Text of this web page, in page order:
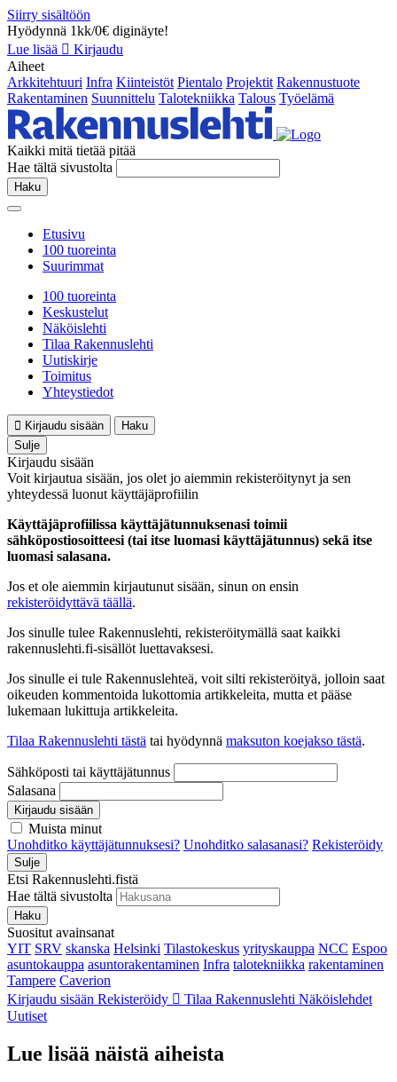
Siirry sisältöön
Hyödynnä 1kk/0€ diginäyte!
Lue lisää
Kirjaudu
Aiheet
Arkkitehtuuri Infra Kiinteistöt Pientalo Projektit Rakennustuote
Rakentaminen Suunnittelu Talotekniikka Talous Työelämä
Kaikki mitä tietää pitää
Hae tältä sivustolta
Haku
Etusivu
100 tuoreinta
Suurimmat
100 tuoreinta
Keskustelut
Näköislehti
Tilaa Rakennuslehti
Uutiskirje
Toimitus
Yhteystiedot
Kirjaudu sisään
Haku
Sulje
Kirjaudu sisään
Voit kirjautua sisään, jos olet jo aiemmin rekisteröitynyt ja sen
yhteydessä luonut käyttäjäprofiilin
Käyttäjäprofiilissa käyttäjätunnuksenasi toimii
sähköpostiosoitteesi (tai itse luomasi käyttäjätunnus) sekä itse
luomasi salasana.
Jos et ole aiemmin kirjautunut sisään, sinun on ensin
rekisteröidyttävä täällä.
Jos sinulle tulee Rakennuslehti, rekisteröitymällä saat kaikki
rakennuslehti.fi-sisällöt luettavaksesi.
Jos sinulle ei tule Rakennuslehteä, voit silti rekisteröityä, jolloin saat
oikeuden kommentoida lukottomia artikkeleita, mutta et pääse
lukemaan lukittuja artikkeleita.
Tilaa Rakennuslehti tästä tai hyödynnä maksuton koejakso tästä.
Sähköposti tai käyttäjätunnus
Salasana
Kirjaudu sisään
Muista minut
Unohditko käyttäjätunnuksesi? Unohditko salasanasi? Rekisteröidy
Sulje
Etsi Rakennuslehti.fistä
Hae tältä sivustolta
Haku
Suositut avainsanat
YIT SRV skanska Helsinki Tilastokeskus yrityskauppa NCC Espoo
asuntokauppa asuntorakentaminen Infra talotekniikka rakentaminen
Tampere Caverion
Kirjaudu sisään Rekisteröidy Tilaa Rakennuslehti Näköislehdet
Uutiset
Lue lisää näistä aiheista